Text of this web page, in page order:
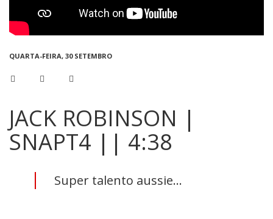
QUARTA-FEIRA, 30 SETEMBRO
JACK ROBINSON |
SNAPT4 || 4:38
Super talento aussie...